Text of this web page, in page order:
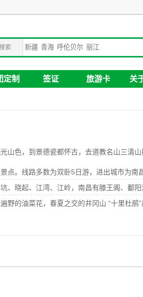
索
定制 签证 旅游卡 关
山色，到景德瓷都怀古，去道教名山三清
点。线路多数为双卧5日游，进出城市为南
、晓起、江湾、江岭，南昌有滕王阁、鄱阳
野的油菜花，春夏之交的井冈山 “十里杜鹃